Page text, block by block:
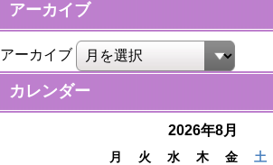
アーカイブ
アーカイブ
カレンダー
2026年8月
月 火 水 木 金 土